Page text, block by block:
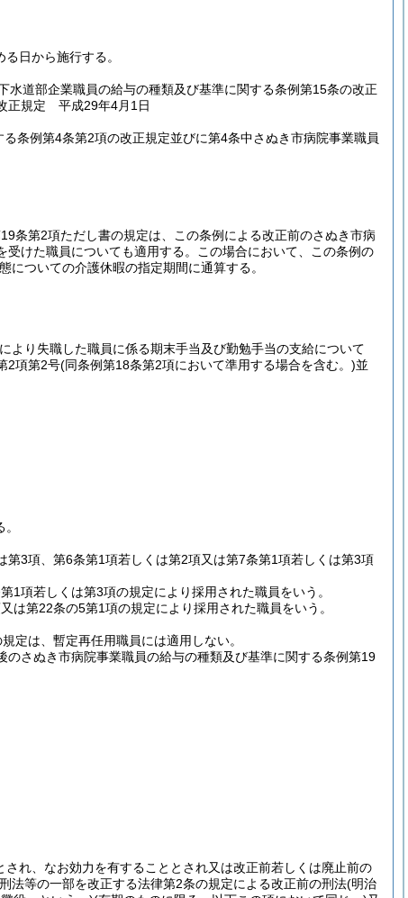
日から施行する。
道部企業職員の給与の種類及び基準に関する条例第15条の改正
正規定 平成29年4月1日
条例第4条第2項の改正規定並びに第4条中さぬき市病院事業職員
条第2項ただし書の規定は、この条例による改正前のさぬき市病
けた職員についても適用する。
この場合において、この条例の
ついての介護休暇の指定期間に通算する。
より失職した職員に係る期末手当及び勤勉手当の支給について
2項第2号(同条例第18条第2項において準用する場合を含む。)並
3項、第6条第1項若しくは第2項又は第7条第1項若しくは第3項
項若しくは第3項の規定により採用された職員をいう。
は第22条の5第1項の規定により採用された職員をいう。
定は、暫定再任用職員には適用しない。
さぬき市病院事業職員の給与の種類及び基準に関する条例第19
れ、なお効力を有することとされ又は改正前若しくは廃止前の
法等の一部を改正する法律第2条の規定による改正前の刑法(明治